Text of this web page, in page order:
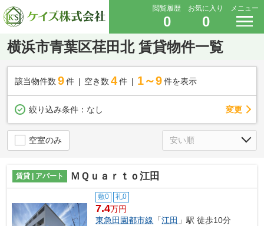
閲覧履歴
0
お気に入り
0
メニュー
横浜市青葉区荏田北 賃貸物件一覧
該当物件数 9件 空き数 4 件 1～9 件を表示
絞り込み条件： なし 変更
空室のみ
賃貸 | アパート ＭＱｕａｒｔｏ江田
敷0 礼0
7.4万円
東急田園都市線 「江田 」駅 徒歩10分